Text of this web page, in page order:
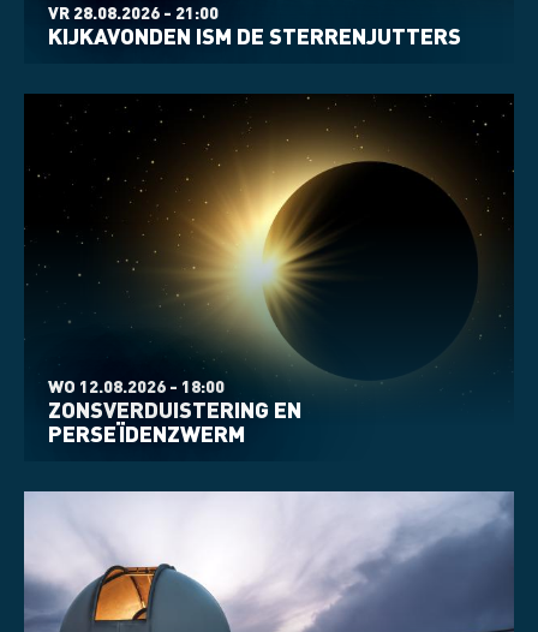
VR 28.08.2026 - 21:00
KIJKAVONDEN ISM DE STERRENJUTTERS
WO 12.08.2026 - 18:00
ZONSVERDUISTERING EN
PERSEÏDENZWERM